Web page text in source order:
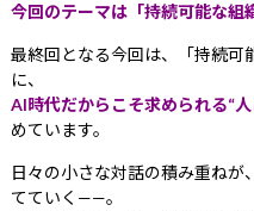
今回のテーマは「持続可能な組
最終回となる今回は、「持続可
に、
AI時代だからこそ求められる“人
めています。
日々の小さな対話の積み重ね
てていく——。